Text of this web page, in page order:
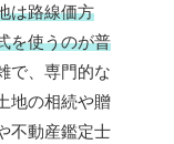
は路線価方
を使うのが普
で、専門的な
地の相続や贈
不動産鑑定士